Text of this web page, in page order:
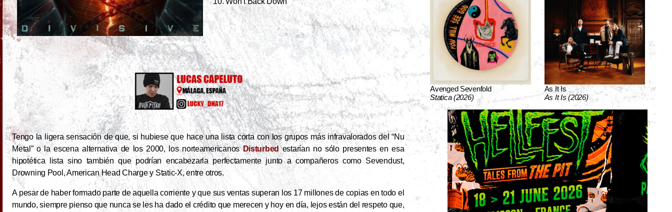
Tengo la ligera sensación de que, si hubiese que hace una lista corta con los grupos más infravalorados del “Nu
Metal” o la escena alternativa de los 2000, los norteamericanos Disturbedestarían no sólo presentes en esa
hipotética lista sino también que podrían encabezarla perfectamente junto a compañeros como Sevendust,
Drowning Pool, American Head Charge y Static-X, entre otros.
A pesar de haber formado parte de aquella corriente y que sus ventas superan los 17 millones de copias en todo el
mundo, siempre pienso que nunca se les ha dado el crédito que merecen y hoy en día, lejos están del respeto que,
Avenged Sevenfold
Statica (2026)
As It Is
As It Is (2026)